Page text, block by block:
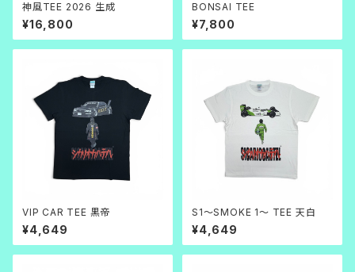
神風TEE 2026 生成
¥16,800
BONSAI TEE
¥7,800
VIP CAR TEE 黒帝
¥4,649
S1～SMOKE 1～ TEE 天白
¥4,649